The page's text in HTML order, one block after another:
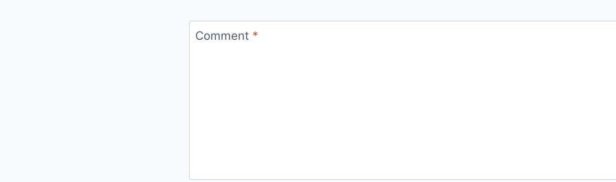
Comment *